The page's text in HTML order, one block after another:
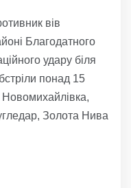
вів
Благодатного
удару біля
понад 15
Новомихайлівка,
Золота Нива